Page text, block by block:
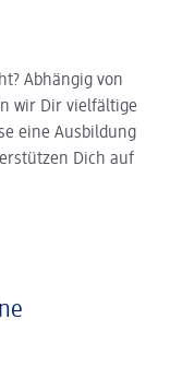
Abhängig von
wir Dir vielfältige
eine Ausbildung
Dich auf